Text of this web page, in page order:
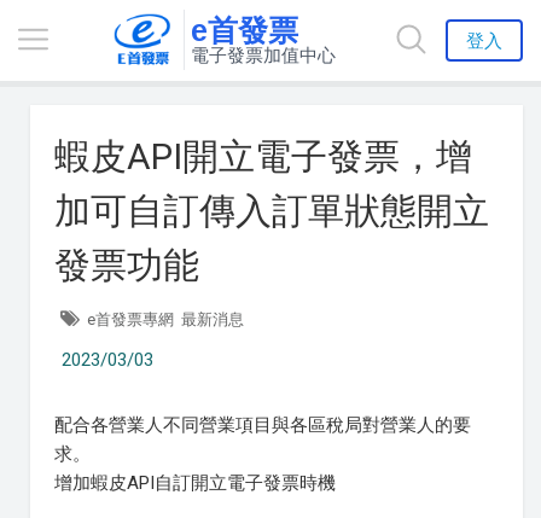
e首發票
電子發票加值中心
登入
蝦皮API開立電子發票，增
加可自訂傳入訂單狀態開立
發票功能
e首發票專網 最新消息
2023/03/03
配合各營業人不同營業項目與各區稅局對營業人的要
求。
增加蝦皮API自訂開立電子發票時機